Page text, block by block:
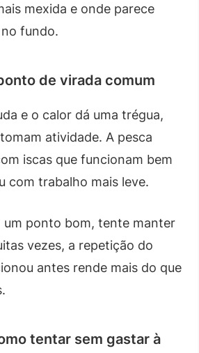
mexida e onde parece
fundo.
de virada comum
e o calor dá uma trégua,
atividade. A pesca
iscas que funcionam bem
com trabalho mais leve.
um ponto bom, tente manter
vezes, a repetição do
antes rende mais do que
tentar sem gastar à